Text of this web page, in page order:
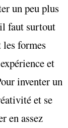
un peu plus
faut surtout
formes
et
inventer un
et se
en assez